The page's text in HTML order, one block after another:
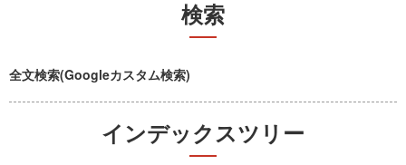
検索
全文検索(Googleカスタム検索)
インデックスツリー